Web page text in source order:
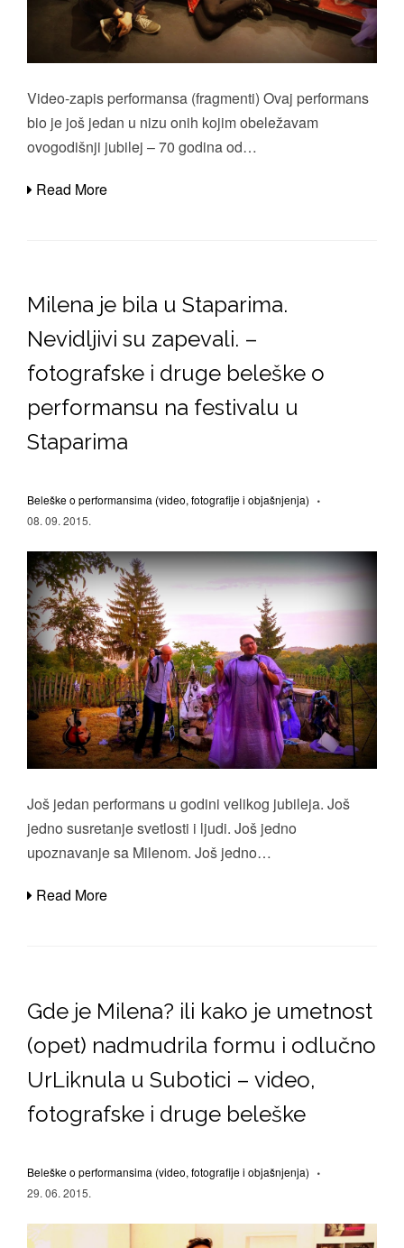
Video-zapis performansa (fragmenti) Ovaj performans
bio je još jedan u nizu onih kojim obeležavam
ovogodišnji jubilej – 70 godina od…
Read More
Milena je bila u Staparima.
Nevidljivi su zapevali. –
fotografske i druge beleške o
performansu na festivalu u
Staparima
Beleške o performansima (video, fotografije i objašnjenja)
08. 09. 2015.
Još jedan performans u godini velikog jubileja. Još
jedno susretanje svetlosti i ljudi. Još jedno
upoznavanje sa Milenom. Još jedno…
Read More
Gde je Milena? ili kako je umetnost
(opet) nadmudrila formu i odlučno
UrLiknula u Subotici – video,
fotografske i druge beleške
Beleške o performansima (video, fotografije i objašnjenja)
29. 06. 2015.